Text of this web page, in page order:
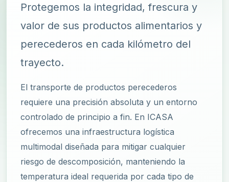
Protegemos la integridad, frescura y
valor de sus productos alimentarios y
perecederos en cada kilómetro del
trayecto.
El transporte de productos perecederos
requiere una precisión absoluta y un entorno
controlado de principio a fin. En ICASA
ofrecemos una infraestructura logística
multimodal diseñada para mitigar cualquier
riesgo de descomposición, manteniendo la
temperatura ideal requerida por cada tipo de